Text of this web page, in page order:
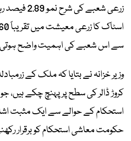
زرعی شعبے کی
سے اس شعبے کی اہمیت واضح
کروڑ ڈالر کی سطح پر پہنچ چکے ہیں، جو
استحکام کے حوالے سے ایک مثبت
حکومت معاشی استحکام کو برقرار